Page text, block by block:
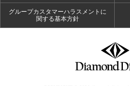
グループカスタマーハラスメントに
関する基本方針